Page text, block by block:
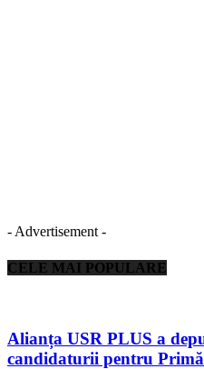
- Advertisement -
CELE MAI POPULARE
Alianța USR PLUS a
candidaturii pentru